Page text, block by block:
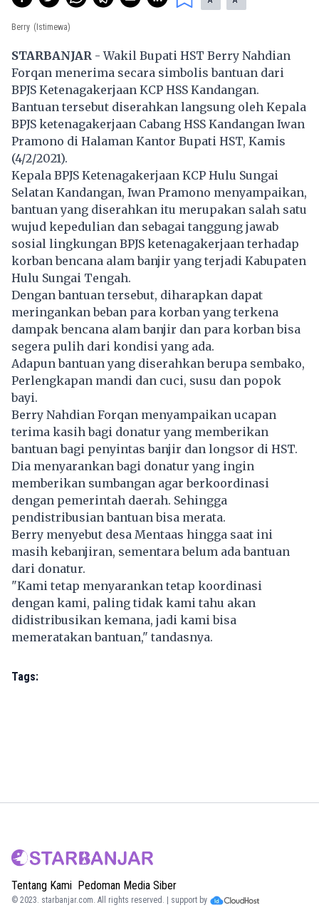
Berry (Istimewa)
STARBANJAR - Wakil Bupati HST Berry Nahdian
Forqan menerima secara simbolis bantuan dari
BPJS Ketenagakerjaan KCP HSS Kandangan.
Bantuan tersebut diserahkan langsung oleh Kepala
BPJS ketenagakerjaan Cabang HSS Kandangan Iwan
Pramono di Halaman Kantor Bupati HST, Kamis
(4/2/2021).
Kepala BPJS Ketenagakerjaan KCP Hulu Sungai
Selatan Kandangan, Iwan Pramono menyampaikan,
bantuan yang diserahkan itu merupakan salah satu
wujud kepedulian dan sebagai tanggung jawab
sosial lingkungan BPJS ketenagakerjaan terhadap
korban bencana alam banjir yang terjadi Kabupaten
Hulu Sungai Tengah.
Dengan bantuan tersebut, diharapkan dapat
meringankan beban para korban yang terkena
dampak bencana alam banjir dan para korban bisa
segera pulih dari kondisi yang ada.
Adapun bantuan yang diserahkan berupa sembako,
Perlengkapan mandi dan cuci, susu dan popok
bayi.
Berry Nahdian Forqan menyampaikan ucapan
terima kasih bagi donatur yang memberikan
bantuan bagi penyintas banjir dan longsor di HST.
Dia menyarankan bagi donatur yang ingin
memberikan sumbangan agar berkoordinasi
dengan pemerintah daerah. Sehingga
pendistribusian bantuan bisa merata.
Berry menyebut desa Mentaas hingga saat ini
masih kebanjiran, sementara belum ada bantuan
dari donatur.
"Kami tetap menyarankan tetap koordinasi
dengan kami, paling tidak kami tahu akan
didistribusikan kemana, jadi kami bisa
memeratakan bantuan," tandasnya.
Tags:
Tentang Kami Pedoman Media Siber
© 2023. starbanjar.com. All rights reserved. | support by